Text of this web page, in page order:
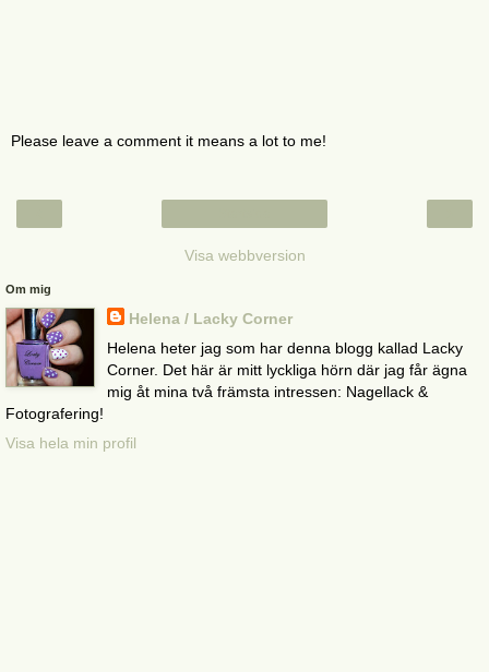
Please leave a comment it means a lot to me!
Visa webbversion
Om mig
Helena / Lacky Corner
Helena heter jag som har denna blogg kallad Lacky
Corner. Det här är mitt lyckliga hörn där jag får ägna
mig åt mina två främsta intressen: Nagellack &
Fotografering!
Visa hela min profil